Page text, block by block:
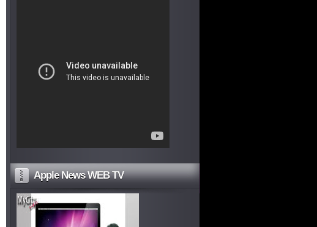
Apple News WEB TV